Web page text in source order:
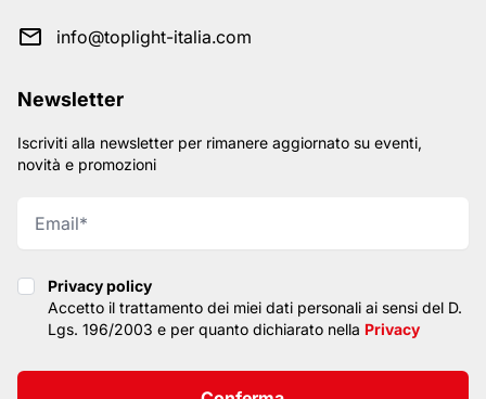
info@toplight-italia.com
Newsletter
Iscriviti alla newsletter per rimanere aggiornato su eventi,
novità e promozioni
Privacy policy
Privacy policy
Accetto il trattamento dei miei dati personali ai sensi del D.
Lgs. 196/2003 e per quanto dichiarato nella Privacy